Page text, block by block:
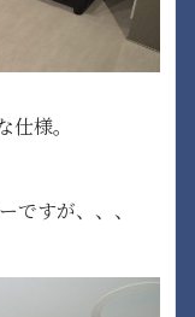
様。
ですが、、、